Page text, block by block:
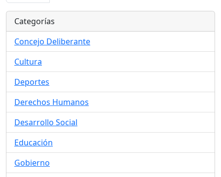
Categorías
Concejo Deliberante
Cultura
Deportes
Derechos Humanos
Desarrollo Social
Educación
Gobierno